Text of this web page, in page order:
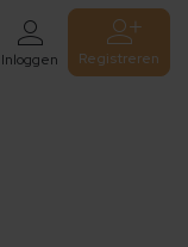
Inloggen Registreren